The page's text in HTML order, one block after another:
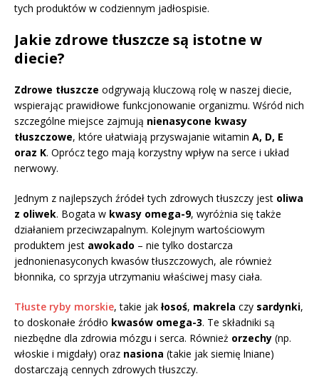
tych produktów w codziennym jadłospisie.
Jakie zdrowe tłuszcze są istotne w
diecie?
Zdrowe tłuszcze odgrywają kluczową rolę w naszej diecie,
wspierając prawidłowe funkcjonowanie organizmu. Wśród nich
szczególne miejsce zajmują nienasycone kwasy
tłuszczowe, które ułatwiają przyswajanie witamin A, D, E
oraz K. Oprócz tego mają korzystny wpływ na serce i układ
nerwowy.
Jednym z najlepszych źródeł tych zdrowych tłuszczy jest oliwa
z oliwek. Bogata w kwasy omega-9, wyróżnia się także
działaniem przeciwzapalnym. Kolejnym wartościowym
produktem jest awokado – nie tylko dostarcza
jednonienasyconych kwasów tłuszczowych, ale również
błonnika, co sprzyja utrzymaniu właściwej masy ciała.
Tłuste ryby morskie, takie jak łosoś, makrela czy sardynki,
to doskonałe źródło kwasów omega-3. Te składniki są
niezbędne dla zdrowia mózgu i serca. Również orzechy (np.
włoskie i migdały) oraz nasiona (takie jak siemię lniane)
dostarczają cennych zdrowych tłuszczy.